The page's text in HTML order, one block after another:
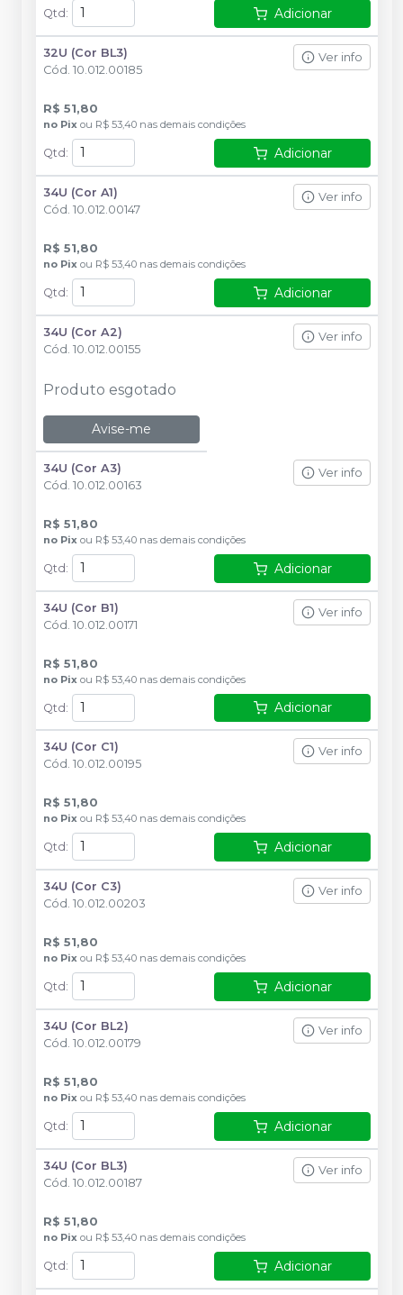
Qtd : Adicionar
32U (Cor BL3)
Cód. 10.012.00185
Ver info
R$ 51,80
no Pix ou R$ 53,40 nas demais condições
Qtd : Adicionar
34U (Cor A1)
Cód. 10.012.00147
Ver info
R$ 51,80
no Pix ou R$ 53,40 nas demais condições
Qtd : Adicionar
34U (Cor A2)
Cód. 10.012.00155
Ver info
Produto esgotado
Avise-me
34U (Cor A3)
Cód. 10.012.00163
Ver info
R$ 51,80
no Pix ou R$ 53,40 nas demais condições
Qtd : Adicionar
34U (Cor B1)
Cód. 10.012.00171
Ver info
R$ 51,80
no Pix ou R$ 53,40 nas demais condições
Qtd: Adicionar
34U (Cor C1)
Cód. 10.012.00195
Ver info
R$ 51,80
no Pix ou R$ 53,40 nas demais condições
Qtd : Adicionar
34U (Cor C3)
Cód. 10.012.00203
Ver info
R$ 51,80
no Pix ou R$ 53,40 nas demais condições
Qtd : Adicionar
34U (Cor BL2)
Cód. 10.012.00179
Ver info
R$ 51,80
no Pix ou R$ 53,40 nas demais condições
Qtd : Adicionar
34U (Cor BL3)
Cód. 10.012.00187
Ver info
R$ 51,80
no Pix ou R$ 53,40 nas demais condições
Qtd : Adicionar